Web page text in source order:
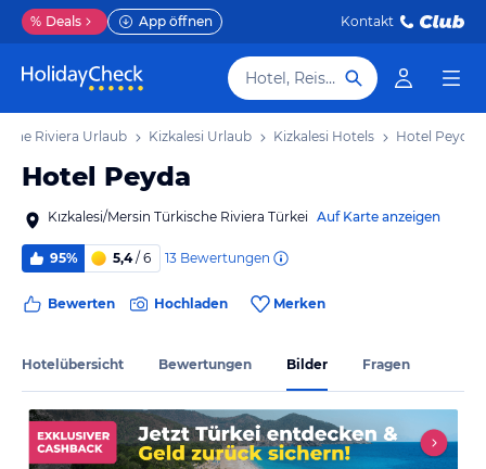
% Deals App öffnen Kontakt
Hotel, Reiseziel
Riviera Urlaub Kizkalesi Urlaub Kizkalesi Hotels Hotel Peyda
Hotel Peyda
Kızkalesi/Mersin Türkische Riviera Türkei Auf Karte anzeigen
95% 5,4/ 6 13 Bewertungen
Bewerten Hochladen Merken
Hotelübersicht Bewertungen Bilder Fragen